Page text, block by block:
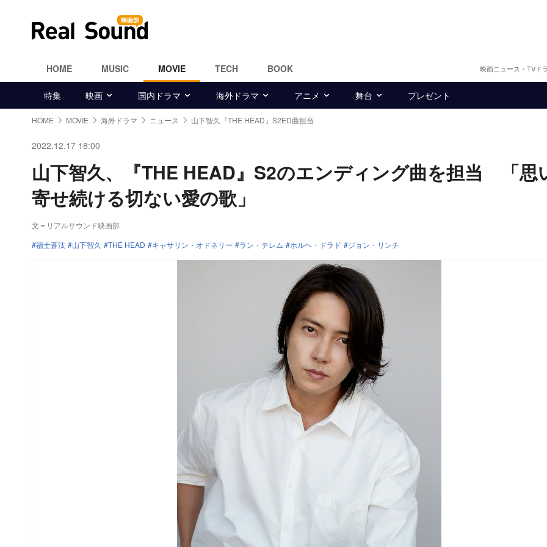
HOME MUSIC MOVIE TECH BOOK 映画ニュース・TVド
特集 映画 国内ドラマ 海外ドラマ アニメ 舞台 プレゼント
HOME MOVIE 海外ドラマ ニュース 山下智久『THE HEAD』S2ED曲担当
2022.12.17 18:00
山下智久、『THE HEAD』S2のエンディング曲を担当 「思
寄せ続ける切ない愛の歌」
文＝リアルサウンド映画部
福士蒼汰
山下智久 THE HEAD キャサリン・オドネリー ラン・テレム ホルヘ・ドラド ジョン・リンチ